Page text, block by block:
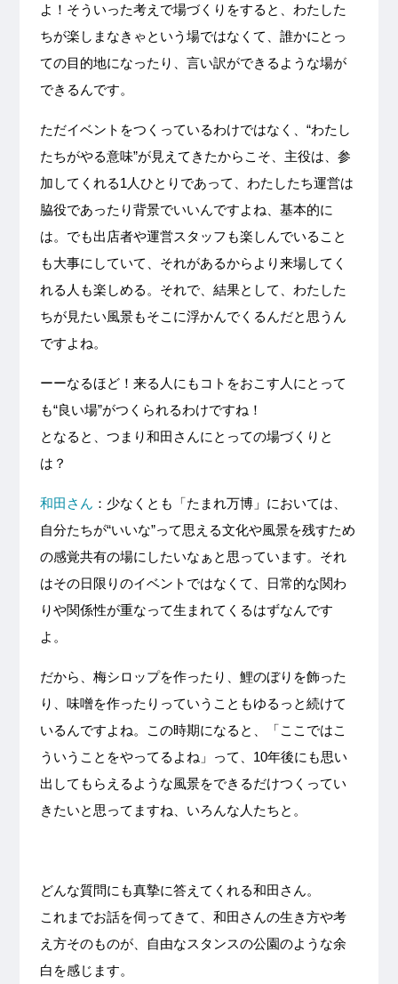
よ！そういった考えで場づくりをすると、わたした
ちが楽しまなきゃという場ではなくて、誰かにとっ
ての目的地になったり、言い訳ができるような場が
できるんです。
ただイベントをつくっているわけではなく、“わたし
たちがやる意味”が見えてきたからこそ、主役は、参
加してくれる1人ひとりであって、わたしたち運営は
脇役であったり背景でいいんですよね、基本的に
は。でも出店者や運営スタッフも楽しんでいること
も大事にしていて、それがあるからより来場してく
れる人も楽しめる。それで、結果として、わたした
ちが見たい風景もそこに浮かんでくるんだと思うん
ですよね。
ーーなるほど！来る人にもコトをおこす人にとって
も“良い場”がつくられるわけですね！
となると、つまり和田さんにとっての場づくりと
は？
和田さん ：少なくとも「たまれ万博」においては、
自分たちが“いいな”って思える文化や風景を残すため
の感覚共有の場にしたいなぁと思っています。それ
はその日限りのイベントではなくて、日常的な関わ
りや関係性が重なって生まれてくるはずなんです
よ。
だから、梅シロップを作ったり、鯉のぼりを飾った
り、味噌を作ったりっていうこともゆるっと続けて
いるんですよね。この時期になると、「ここではこ
ういうことをやってるよね」って、10年後にも思い
出してもらえるような風景をできるだけつくってい
きたいと思ってますね、いろんな人たちと。
どんな質問にも真摯に答えてくれる和田さん。
これまでお話を伺ってきて、和田さんの生き方や考
え方そのものが、自由なスタンスの公園のような余
白を感じます。